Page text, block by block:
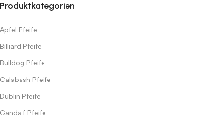
Produktkategorien
Apfel Pfeife
Billiard Pfeife
Bulldog Pfeife
Calabash Pfeife
Dublin Pfeife
Gandalf Pfeife